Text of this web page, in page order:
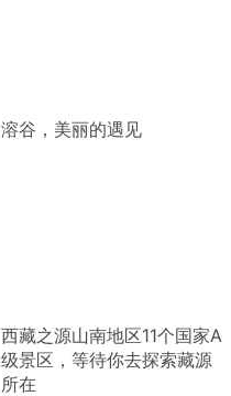
溶谷，美丽的遇见
西藏之源山南地区11个国家A
级景区，等待你去探索藏源
所在